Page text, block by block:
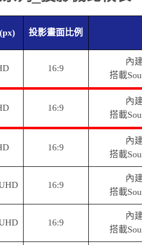
投影畫面比例
16:9
內
搭載
16:9
內
搭載
16:9
內
搭載
16:9
內
搭載
16:9
內
搭載